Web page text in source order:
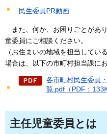
民生委員PR動画
また、何か、 お困りごとがあ
童委員にご相談ください。
（お住まいの地域を担当してい
場合は、以下の市町村担当課に
各市町村民生委員
覧.pdf（PDF：
主任児童委員とは